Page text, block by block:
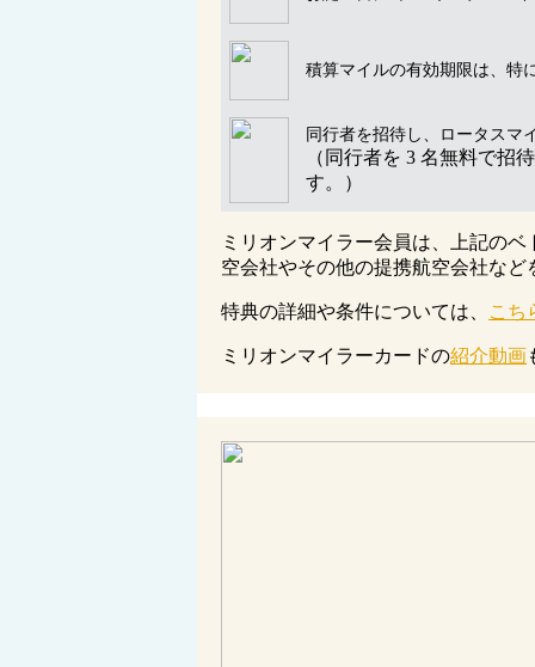
積算マイルの有効期限は、特
同行者を招待し、ロータスマ
（同行者を 3 名無料で招
す。）
ミリオンマイラー会員は、上記の
空会社やその他の提携航空会社な
特典の詳細や条件については、 こち
ミリオンマイラーカードの紹介動画